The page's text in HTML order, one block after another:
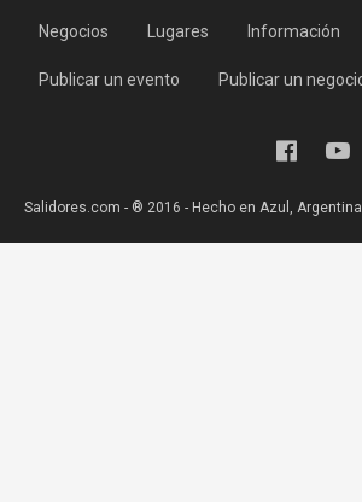
Negocios Lugares Información
Publicar un evento Publicar un
Salidores.com - ® 2016 - Hecho en Azul,